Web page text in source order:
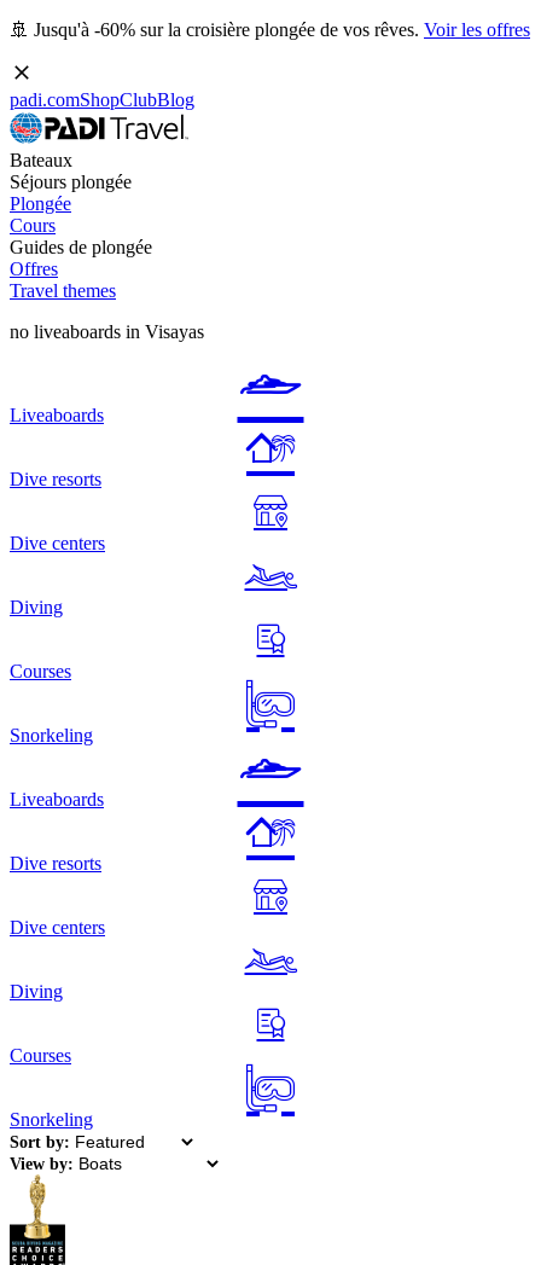
🚢 Jusqu'à -60% sur la croisière plongée de vos rêves. Voir les offres
padi.comShopClubBlog
Bateaux
Séjours plongée
Plongée
Cours
Guides de plongée
Offres
Travel themes
no liveaboards in Visayas
Liveaboards
Dive resorts
Dive centers
Diving
Courses
Snorkeling
Liveaboards
Dive resorts
Dive centers
Diving
Courses
Snorkeling
Sort by:
View by: